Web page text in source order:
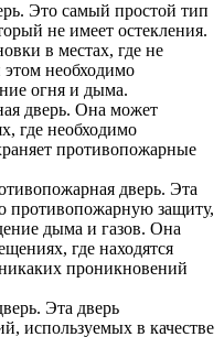
Это самый простой тип
не имеет остекления.
в местах, где не
этом необходимо
огня и дыма.
дверь. Она может
где необходимо
противопожарные
дверь. Эта
противопожарную защиту,
дыма и газов. Она
где находятся
проникновений
Эта дверь
используемых в качестве